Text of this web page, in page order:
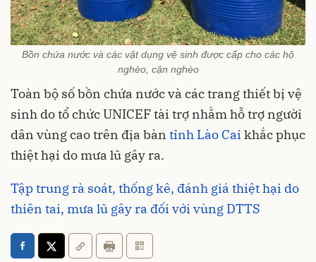
Bồn chứa nước và các vật dụng vệ sinh được cấp cho các hộ
nghèo, cận nghèo
Toàn bộ số bồn chứa nước và các trang thiết bị vệ
sinh do tổ chức UNICEF tài trợ nhằm hỗ trợ người
dân vùng cao trên địa bàn tỉnh Lào Cai khắc phục
thiệt hại do mưa lũ gây ra.
Tập trung rà soát, thống kê, đánh giá thiệt hại do
thiên tai, mưa lũ gây ra đối với vùng DTTS